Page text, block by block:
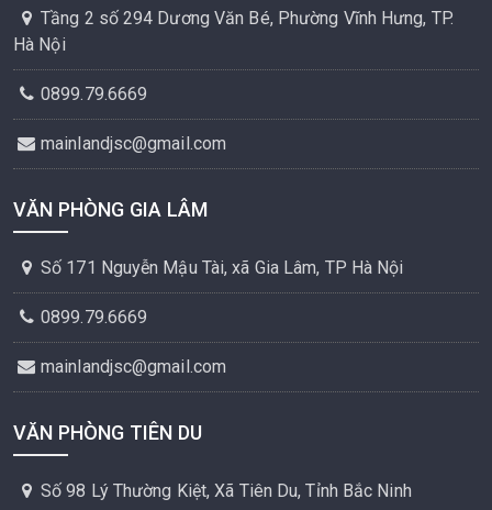
Tầng 2 số 294 Dương Văn Bé, Phường Vĩnh Hưng, TP.
Hà Nội
0899.79.6669
mainlandjsc@gmail.com
VĂN PHÒNG GIA LÂM
Số 171 Nguyễn Mậu Tài, xã Gia Lâm, TP Hà Nội
0899.79.6669
mainlandjsc@gmail.com
VĂN PHÒNG TIÊN DU
Số 98 Lý Thường Kiệt, Xã Tiên Du, Tỉnh Bắc Ninh